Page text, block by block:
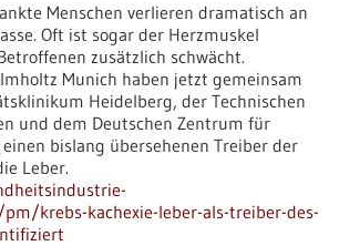
Menschen verlieren dramatisch an
Oft ist sogar der Herzmuskel
zusätzlich schwächt.
Munich haben jetzt gemeinsam
Heidelberg, der Technischen
und dem Deutschen Zentrum für
bislang übersehenen Treiber der
Leber.
krebs-kachexie-leber-als-treiber-des-